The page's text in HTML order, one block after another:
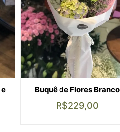
e Buquê de Flores Branco
R$229,00